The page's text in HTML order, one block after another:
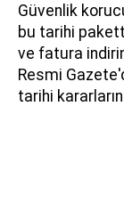
Güvenlik
bu tarihi
ve fatura
Resmi
tarihi